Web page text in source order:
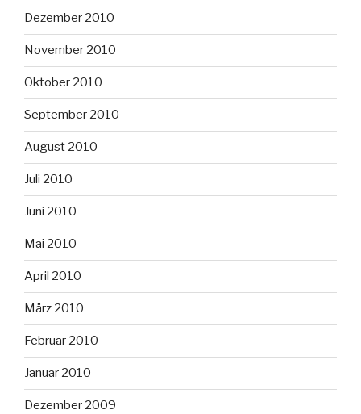
Dezember 2010
November 2010
Oktober 2010
September 2010
August 2010
Juli 2010
Juni 2010
Mai 2010
April 2010
März 2010
Februar 2010
Januar 2010
Dezember 2009